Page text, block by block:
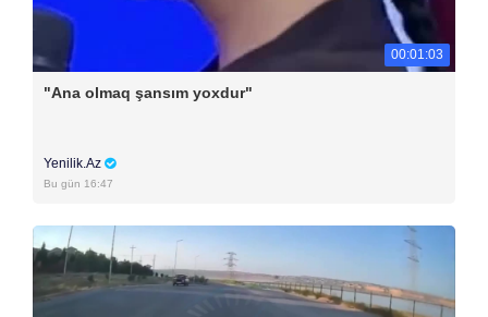
00:01:03
"Ana olmaq şansım yoxdur"
Yenilik.Az
Bu gün 16:47